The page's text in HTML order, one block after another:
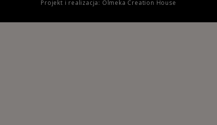
Projekt i realizacja: Olmeka Creation House